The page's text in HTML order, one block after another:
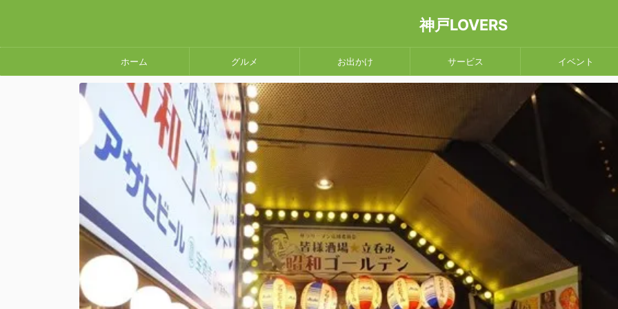
神戸LOVERS
ホーム グルメ お出かけ サービス イベント